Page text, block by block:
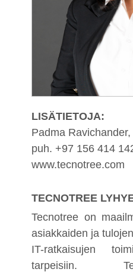
LISÄTIETOJA:
Padma
puh. +97 156 414
www.tecnotree.com
TECNOTREE
Tecnotree on
asiakkaiden ja
IT-ratkaisujen
tarpeisiin.